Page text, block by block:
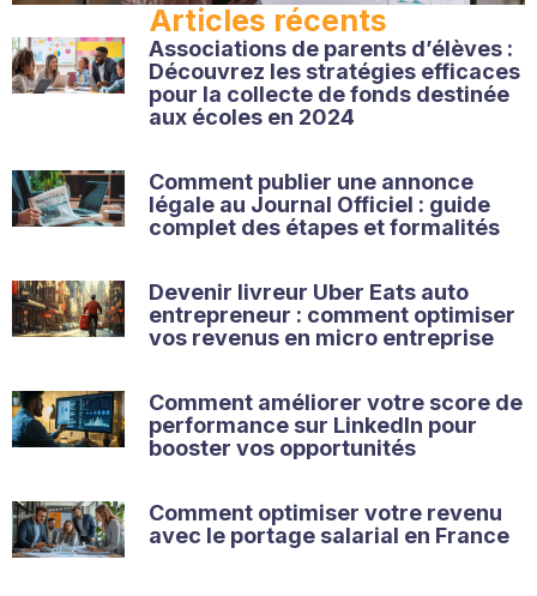
Articles récents
Associations de parents d’élèves :
Découvrez les stratégies efficaces
pour la collecte de fonds destinée
aux écoles en 2024
Comment publier une annonce
légale au Journal Officiel : guide
complet des étapes et formalités
Devenir livreur Uber Eats auto
entrepreneur : comment optimiser
vos revenus en micro entreprise
Comment améliorer votre score de
performance sur LinkedIn pour
booster vos opportunités
Comment optimiser votre revenu
avec le portage salarial en France